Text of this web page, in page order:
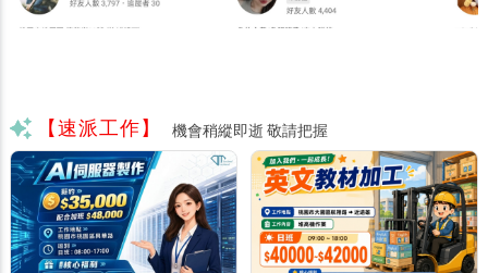
【速派工作】 機會稍縱即逝 敬請把握